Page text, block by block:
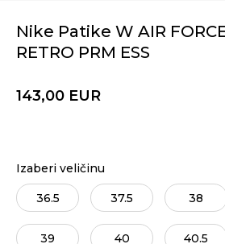
Nike Patike W AIR
RETRO PRM ESS
143,00 EUR
Izaberi veličinu
36.5 37.5 38
39 40 40.5